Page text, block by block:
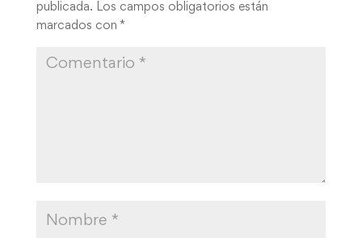
publicada.
Los campos obligatorios están
marcados con *